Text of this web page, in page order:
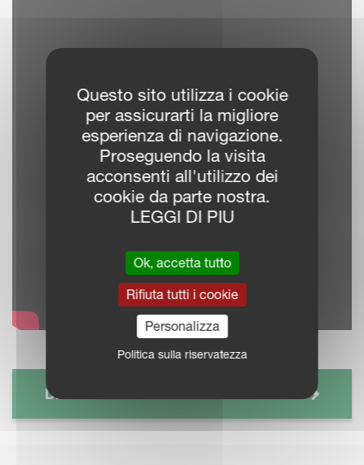
DISERBO MECCANICO
Questo sito utilizza i cookie
per assicurarti la migliore
esperienza di navigazione.
Proseguendo la visita
acconsenti all'utilizzo dei
cookie da parte nostra.
LEGGI DI PIU
Ok, accetta tutto
Rifiuta tutti i cookie
Personalizza
Politica sulla riservatezza